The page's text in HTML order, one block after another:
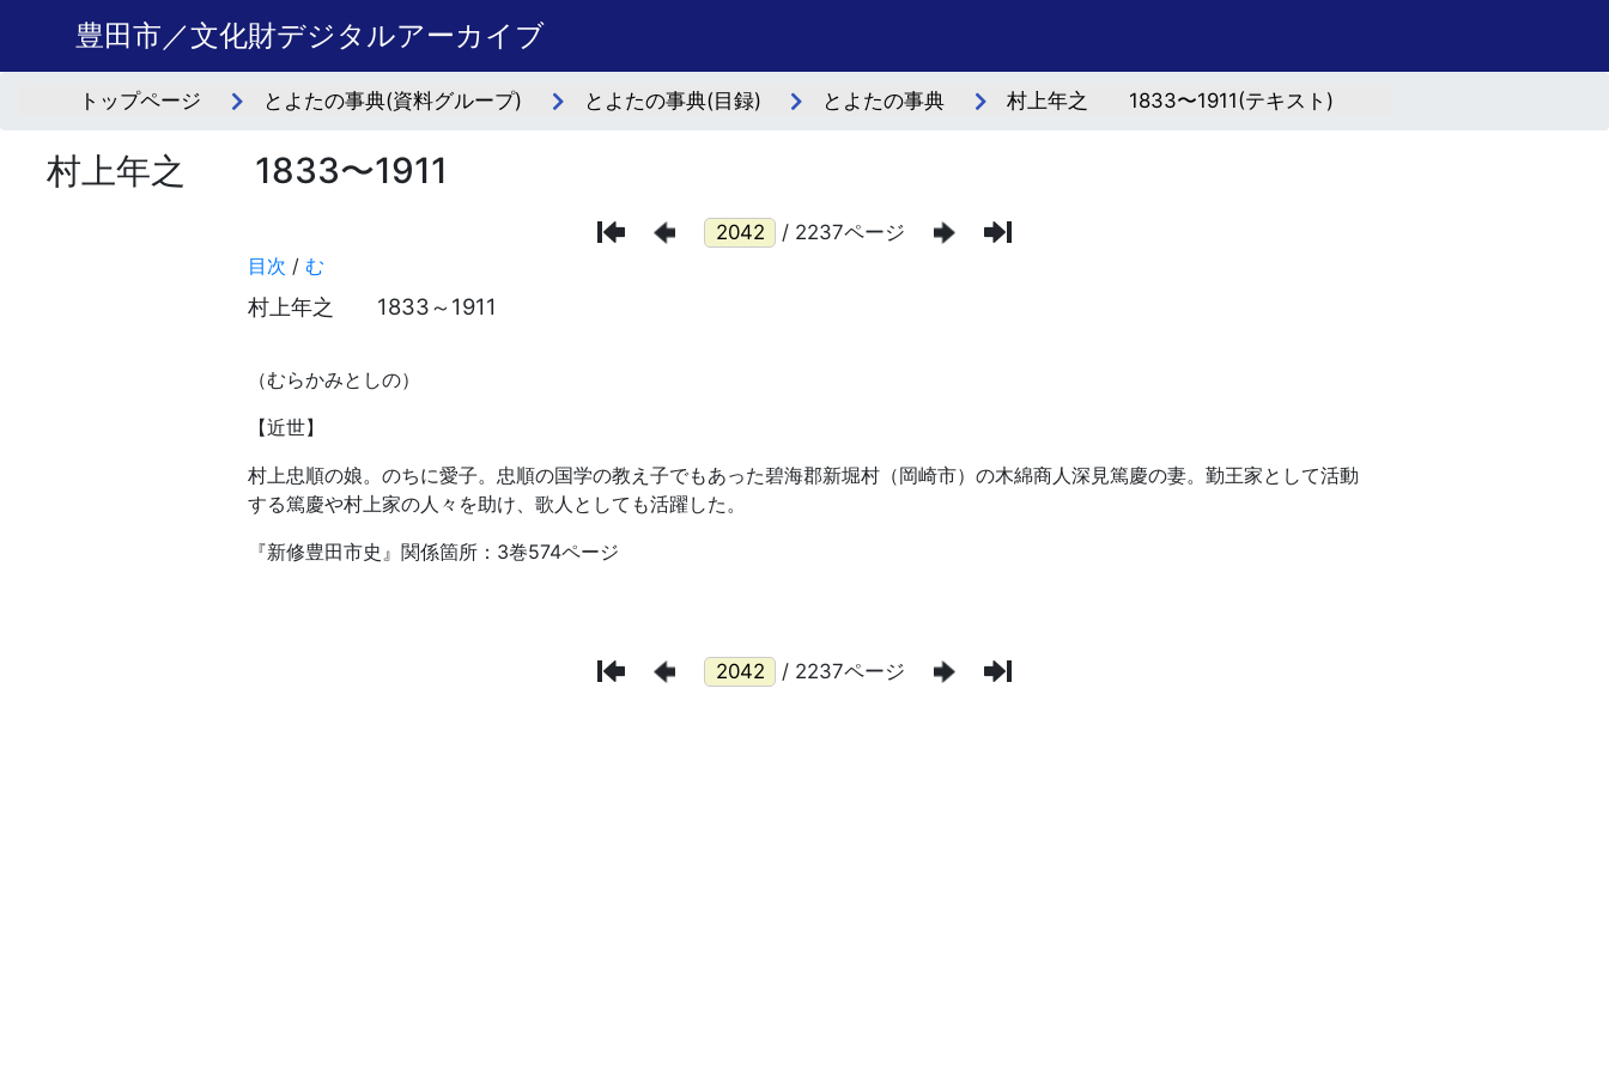
豊田市／文化財デジタルアーカイブ
トップページ とよたの事典(資料グループ) とよたの事典(目録) とよたの事典 村上年之 1833〜1911(テキスト)
村上年之 1833〜1911
/ 2237ページ
/ 2237ページ